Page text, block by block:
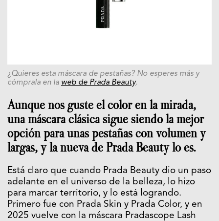
¿Quieres esta máscara de pestañas? No esperes más y
cómprala en la web de Prada Beauty.
Aunque nos guste el color en la mirada,
una máscara clásica sigue siendo la mejor
opción para unas pestañas con volumen y
largas, y la nueva de Prada Beauty lo es.
Está claro que cuando Prada Beauty dio un paso
adelante en el universo de la belleza, lo hizo
para marcar territorio, y lo está logrando.
Primero fue con Prada Skin y Prada Color, y en
2025 vuelve con la máscara Pradascope Lash